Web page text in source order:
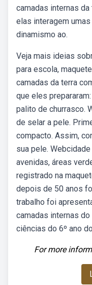
camadas internas
elas interagem
dinamismo ao.
Veja mais ideias
para escola,
camadas da terra
que eles
palito de churrasco.
de selar a pele.
compacto. Assim,
sua pele.
avenidas, áreas
registrado na
depois de 50 anos
trabalho foi
camadas internas
ciências do 6º ano
For more